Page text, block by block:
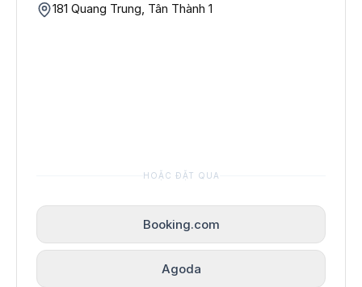
181 Quang Trung, Tân Thành 1
HOẶC ĐẶT QUA
Booking.com
Agoda